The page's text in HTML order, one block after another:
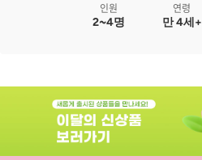
인원
2~4명
연령
만 4세+